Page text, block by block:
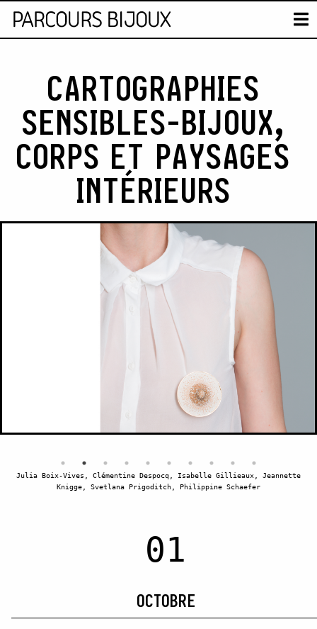
CARTOGRAPHIES
SENSIBLES-BIJOUX,
CORPS ET PAYSAGES
INTÉRIEURS
Julia Boix-Vives, Clémentine Despocq, Isabelle Gillieaux, Jeannette
Knigge, Svetlana Prigoditch, Philippine Schaefer
01
OCTOBRE